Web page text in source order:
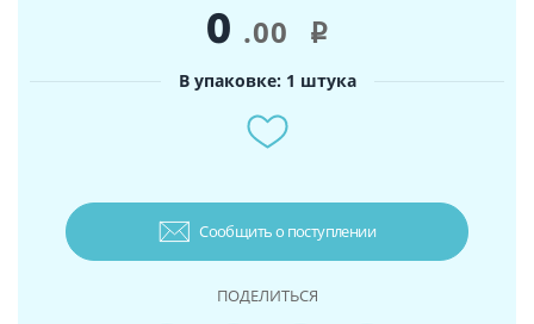
0 .00 i
В упаковке: 1 штука
Сообщить о поступлении
ПОДЕЛИТЬСЯ